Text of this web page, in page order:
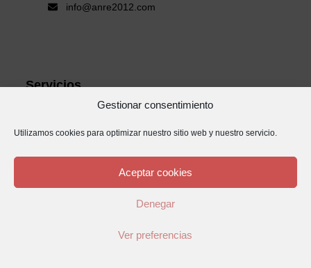
Gestionar consentimiento
Utilizamos cookies para optimizar nuestro sitio web y nuestro servicio.
Aceptar cookies
Denegar
Ver preferencias
info@anre2012.com
Servicios
Reformas de baños y cocinas
Obra nueva
Reformas integrales en Alella
Reformas integrales en Cabrera de Mar